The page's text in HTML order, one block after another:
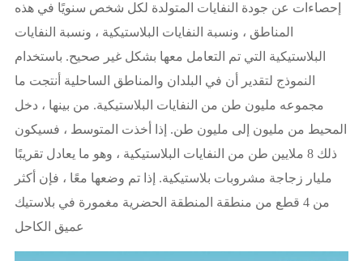
إحصاءات عن جودة النفايات المتولدة لكل شخص سنويًا في هذه
المناطق ، ونسبة النفايات البلاستيكية ، ونسبة النفايات
البلاستيكية التي تم التعامل معها بشكل غير صحيح. باستخدام
النموذج لتقدير أن في البلدان والمناطق الساحلية أنتجت ما
مجموعه مليون طن من النفايات البلاستيكية. من بينها ، دخل
المحيط من مليون إلى مليون طن. إذا أخذت المتوسط ، فسيكون
ذلك 8 ملايين طن من النفايات البلاستيكية ، وهو ما يعادل تقريبًا
مليار زجاجة مشروبات بلاستيكية. إذا تم وضعها معًا ، فإن أكثر
من 4 قطع من منطقة المنطقة الحضرية مغمورة في بلاستيك
عميق الكاحل